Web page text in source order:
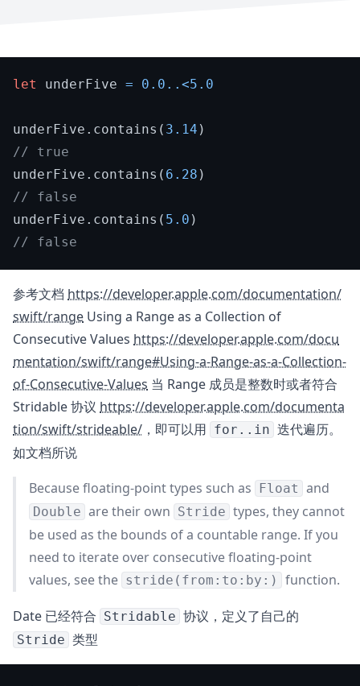
let underFive = 0.0 ..<5.0
underFive.contains( 3.14
// true
underFive.contains( 6.28
// false
underFive.contains( 5.0
// false
参考文档 https://developer.apple.com/documentation/
swift/range Using a Range as a Collection of
Consecutive Values https://developer.apple.com/docu
mentation/swift/range#Using-a-Range-as-a-Collection-
of-Consecutive-Values 当 Range 成员是整数时或者符合
Stridable 协议 https://developer.apple.com/documenta
tion/swift/strideable/ ，即可以用 for..in 迭代遍历。
如文档所说
Because floating-point types such as Float and
Double are their own Stride types, they cannot
be used as the bounds of a countable range. If you
need to iterate over consecutive floating-point
values, see the stride(from:to:by:) function.
Date 已经符合 Stridable 协议，定义了自己的
Stride 类型